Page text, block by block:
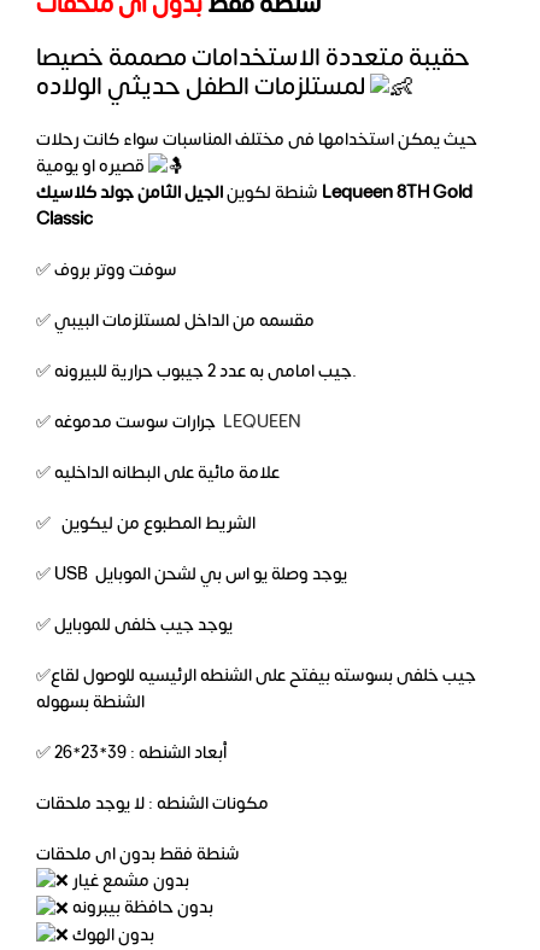
حقيبة متعددة الاستخدامات مصممة خصيصا
حيث يمكن استخدامها فى مختلف المناسبات سواء كانت رحلات
شنطة لكوينالجيل الثامن جولد كلاسيك Lequeen 8TH Gold
Classic
✅ سوفت ووتر بروف
✅ مقسمه من الداخل لمستلزمات البيبي
✅ جيب امامى به عدد 2 جيبوب حرارية للبيرونه.
LEQUEEN
✅ علامة مائية على البطانه الداخليه
✅ الشريط المطبوع من ليكوين
✅ USB يوجد وصلة يو اس بي لشحن الموبايل
✅ يوجد جيب خلفى للموبايل
✅جيب خلفى بسوسته بيفتح على الشنطه الرئيسيه للوصول لقاع
الشنطة بسهوله
✅ أبعاد الشنطه : 39*23*26
مكونات الشنطه : لا يوجد ملحقات
شنطة فقط بدون اى ملحقات
بدون مشمع غيار
بدون حافظة بيبرونه
بدون الهوك